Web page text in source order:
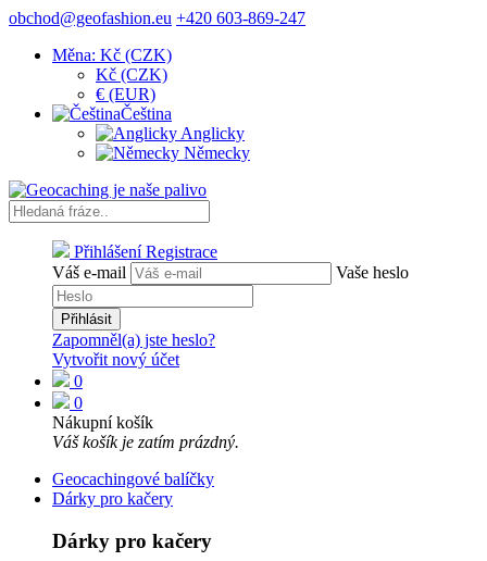
obchod@geofashion.eu +420 603-869-247
Měna: Kč (CZK)
Kč (CZK)
€ (EUR)
Čeština
Anglicky
Německy
Přihlášení Registrace
Váš e-mail
Vaše heslo
Přihlásit
Zapomněl(a) jste heslo?
Vytvořit nový účet
0
0
Nákupní košík
Váš košík je zatím prázdný.
Geocachingové balíčky
Dárky pro kačery
Dárky pro kačery